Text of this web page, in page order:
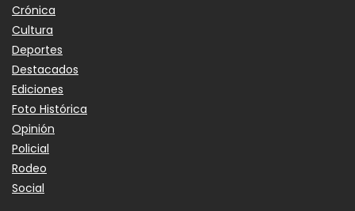
Crónica
Cultura
Deportes
Destacados
Ediciones
Foto Histórica
Opinión
Policial
Rodeo
Social